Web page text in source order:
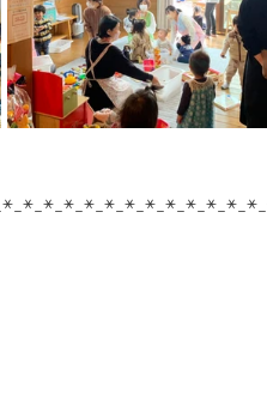
*-*-*-*-*-*-*-*-*-*-*-